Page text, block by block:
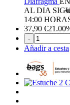
AL DIA
14:00
37,90 €
-
Añadir a cesta